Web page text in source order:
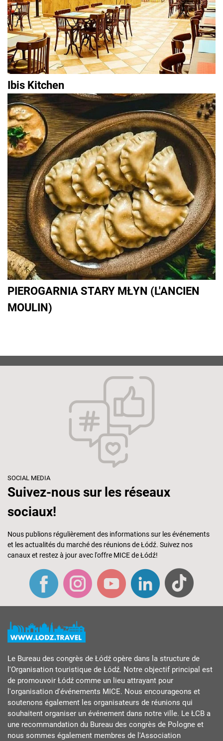
Ibis Kitchen
PIEROGARNIA STARY MŁYN (L'ANCIEN
MOULIN)
SOCIAL MEDIA
Suivez-nous sur les réseaux
sociaux!
Nous publions régulièrement des informations sur les événements
et les actualités du marché des réunions de Łódź. Suivez nos
canaux et restez à jour avec l'offre MICE de Łódź!
Le Bureau des congrès de Łódź opère dans la structure de
l'Organisation touristique de Łódź. Notre objectif principal est
de promouvoir Łódź comme un lieu attrayant pour
l'organisation d'événements MICE. Nous encourageons et
soutenons également les organisateurs de réunions qui
souhaitent organiser un événement dans notre ville. Le ŁCB a
une recommandation du Bureau des congrès de Pologne et
nous sommes également membres de l'Association